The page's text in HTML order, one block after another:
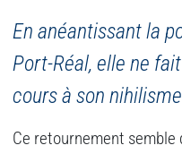
En anéantissant la
Port-Réal, elle ne
cours à son
Ce retournement semble